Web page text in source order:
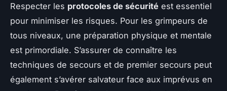
Respecter les protocoles de sécurité est essentiel
pour minimiser les risques. Pour les grimpeurs de
tous niveaux, une préparation physique et mentale
est primordiale. S’assurer de connaître les
techniques de secours et de premier secours peut
également s’avérer salvateur face aux imprévus en